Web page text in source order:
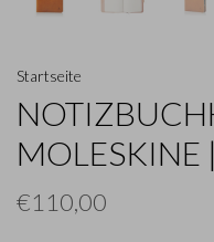
Startseite
MOLESKINE
€110,00